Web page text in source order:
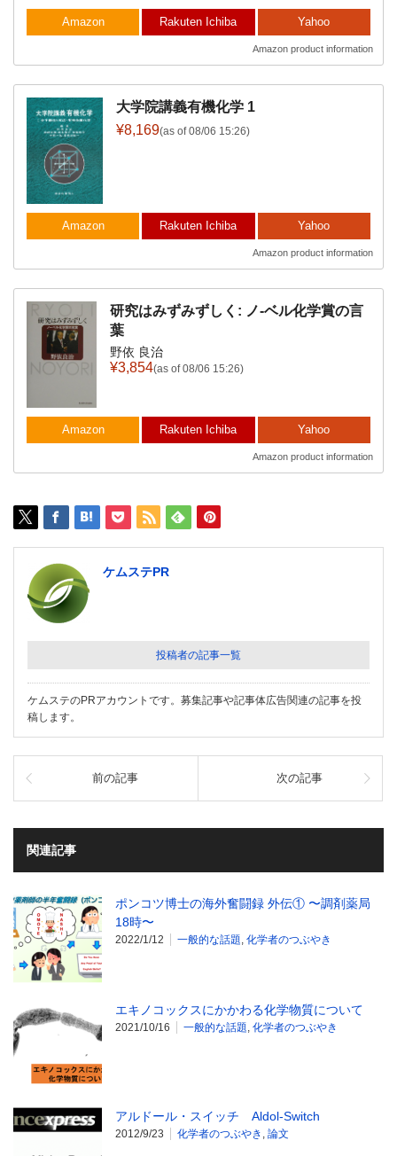
Amazon Rakuten Ichiba Yahoo
Amazon product information
大学院講義有機化学 1
¥8,169(as of 08/06 15:26)
Amazon Rakuten Ichiba Yahoo
Amazon product information
研究はみずみずしく: ノ-ベル化学賞の言
葉
野依 良治
¥3,854(as of 08/06 15:26)
Amazon Rakuten Ichiba Yahoo
Amazon product information
ケムステPR
投稿者の記事一覧
ケムステのPRアカウントです。募集記事や記事体広告関連の記事を投
稿します。
前の記事 次の記事
関連記事
ポンコツ博士の海外奮闘録 外伝① 〜調剤薬局
18時〜
2022/1/12 一般的な話題 化学者のつぶやき
エキノコックスにかかわる化学物質について
2021/10/16 一般的な話題 化学者のつぶやき
アルドール・スイッチ Aldol-Switch
2012/9/23 化学者のつぶやき 論文